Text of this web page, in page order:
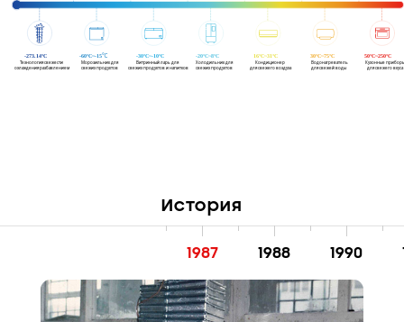
История
1987 1988 1990